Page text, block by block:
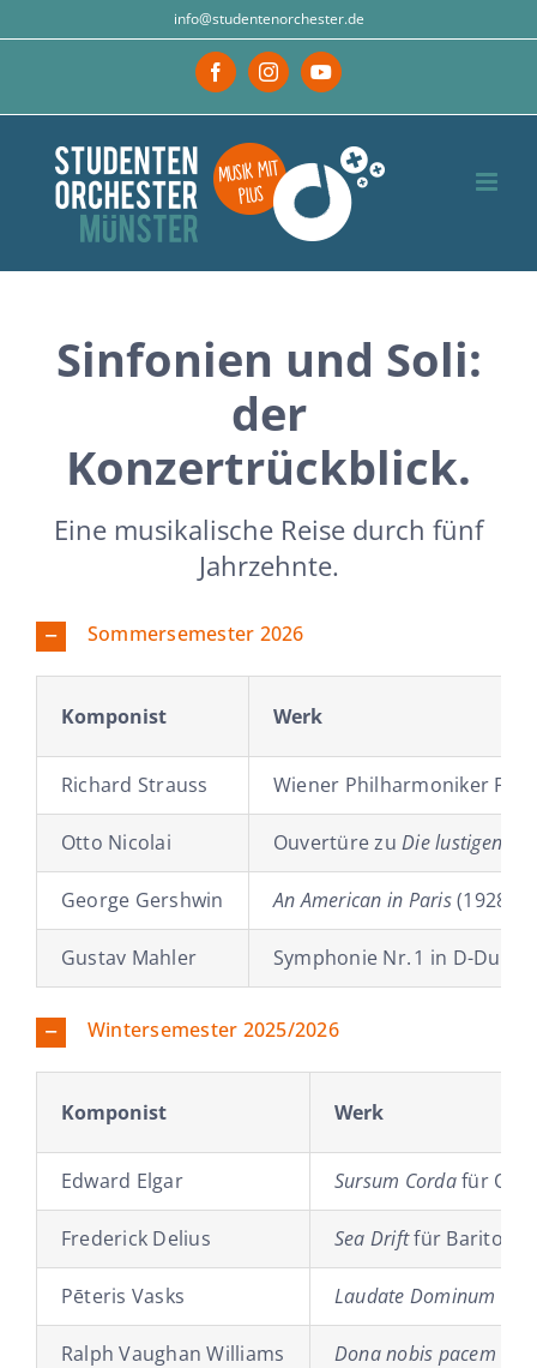
info@studentenorchester.de
FacebookInstagramYouTube
Sinfonien und Soli:
der
Konzertrückblick.
Eine musikalische Reise durch fünf
Jahrzehnte.
Sommersemester 2026
Komponist Werk
Richard Strauss Wiener Philharmoniker
Otto Nicolai Ouvertüre zuDie lustigen
George Gershwin An American in Paris(1928)
Gustav Mahler Symphonie Nr. 1 in D-Dur
Wintersemester 2025/2026
Komponist Werk
Edward Elgar Sursum Cordafür
Frederick Delius Sea Driftfür Bariton,
Pēteris Vasks Laudate Dominum
Ralph Vaughan Williams Dona nobis pacem